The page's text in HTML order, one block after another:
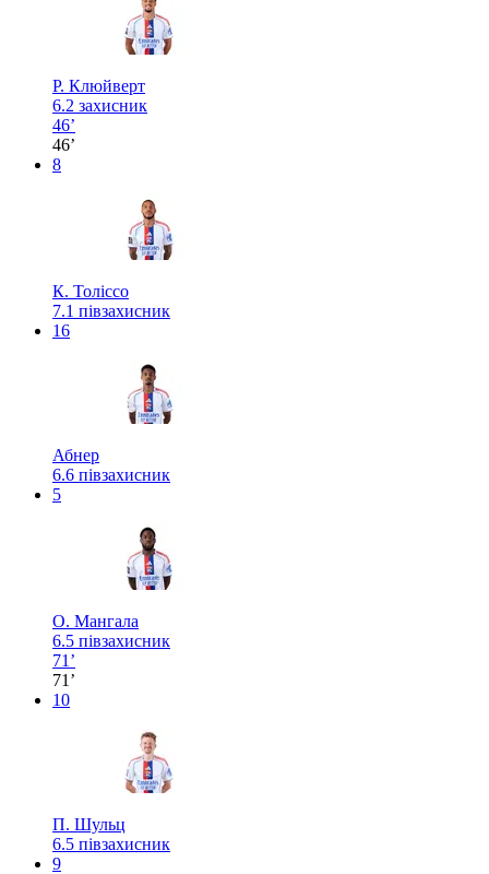
Р. Клюйверт
6.2 захисник
46’
46’
8
К. Толіссо
7.1 півзахисник
16
Абнер
6.6 півзахисник
5
О. Мангала
6.5 півзахисник
71’
71’
10
П. Шульц
6.5 півзахисник
9